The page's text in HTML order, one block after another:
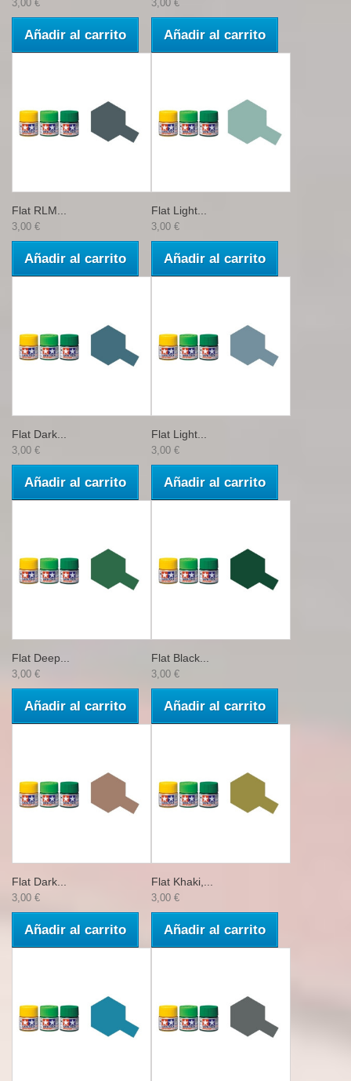
3,00 €
Añadir al carrito
3,00 €
Añadir al carrito
Flat RLM...
3,00 €
Añadir al carrito
Flat Light...
3,00 €
Añadir al carrito
Flat Dark...
3,00 €
Añadir al carrito
Flat Light...
3,00 €
Añadir al carrito
Flat Deep...
3,00 €
Añadir al carrito
Flat Black...
3,00 €
Añadir al carrito
Flat Dark...
3,00 €
Añadir al carrito
Flat Khaki,...
3,00 €
Añadir al carrito